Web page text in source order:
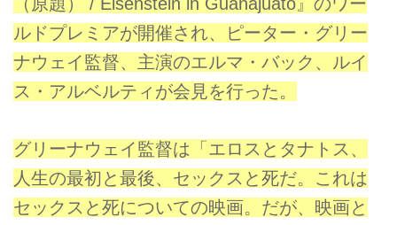
ルドプレミアが開催され、ピーター・グリー
ナウェイ監督、主演のエルマ・バック、ルイ
ス・アルベルティが会見を行った。
グリーナウェイ監督は「エロスとタナトス、
人生の最初と最後、セックスと死だ。これは
セックスと死についての映画。だが、映画と